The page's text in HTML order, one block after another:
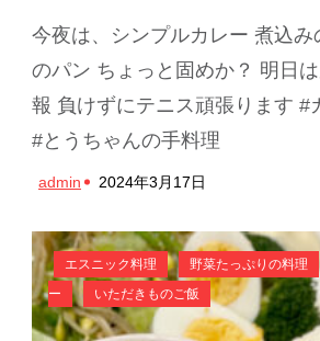
今夜は、シンプルカレー 煮込み
のパン ちょっと固めか？ 明日
報 負けずにテニス頑張ります #
#とうちゃんの手料理
admin 2024年3月17日
エスニック料理 野菜たっぷりの料理
ー
いただきものご飯